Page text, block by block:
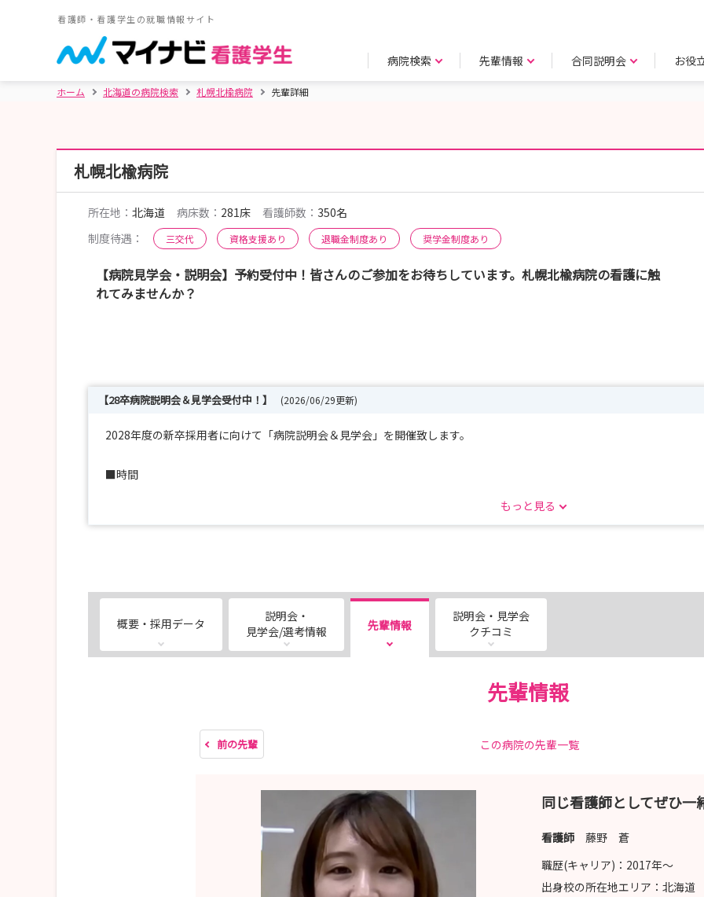
看護師・看護学生の就職情報サイト
病院検索 先輩情報 合同説明会 お役
ホーム 北海道の病院検索 札幌北楡病院 先輩詳細
札幌北楡病院
所在地： 北海道 病床数： 281床 看護師数： 350名
制度待遇：
三交代 資格支援あり 退職金制度あり 奨学金制度あり
【病院見学会・説明会】予約受付中！皆さんのご参加をお待ちしています。札幌北楡病院の看護に触
れてみませんか？
【28卒病院説明会＆見学会受付中！】 (2026/06/29更新)
2028年度の新卒採用者に向けて「病院説明会＆見学会」を開催致します。
■時間
■場所
社会医療法人北楡会 札幌北楡病院 講堂または研修室
尚、オンライン開催になる場合もありますのでご了承ください。
【申込み直後に届くメール】の内容を必ず確認し、専用フォームから本エントリーを行ってください。
万が一、申込み数時間以内にメールが届かない場合はお問い合わせください。
※Gmail・iCloudのアドレス宛にメールが届きにくい場合があります。また、迷惑メールに振り分けられていないことも
ご不明な点、詳細は下記までお問い合わせください。
もっと見る
概要・採用データ
説明会・
見学会/選考情報
先輩情報
説明会・見学会
クチコミ
先輩情報
前の先輩 この病院の先輩一覧
同じ看護師としてぜひ一
看護師 藤野 蒼
職歴(キャリア)： 2017年〜
出身校の所在地エリア： 北海道